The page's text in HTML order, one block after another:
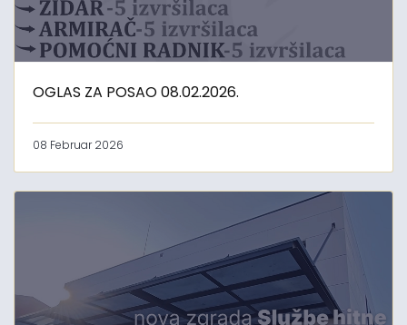
OGLAS ZA POSAO 08.02.2026.
08 Februar 2026